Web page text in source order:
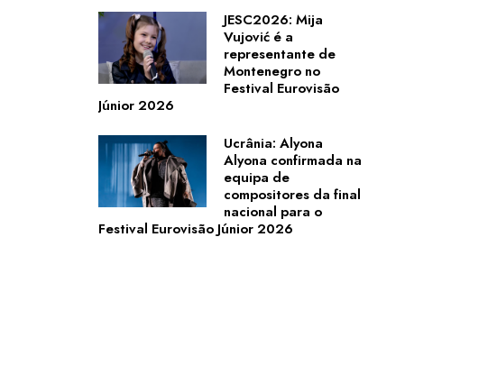
JESC2026: Mija
Vujović é a
representante de
Montenegro no
Festival Eurovisão
Júnior 2026
Ucrânia: Alyona
Alyona confirmada na
equipa de
compositores da final
nacional para o
Festival Eurovisão Júnior 2026